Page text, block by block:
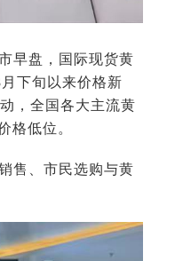
早盘，国际现货黄
下旬以来价格新
，全国各大主流黄
格低位。
售、市民选购与黄